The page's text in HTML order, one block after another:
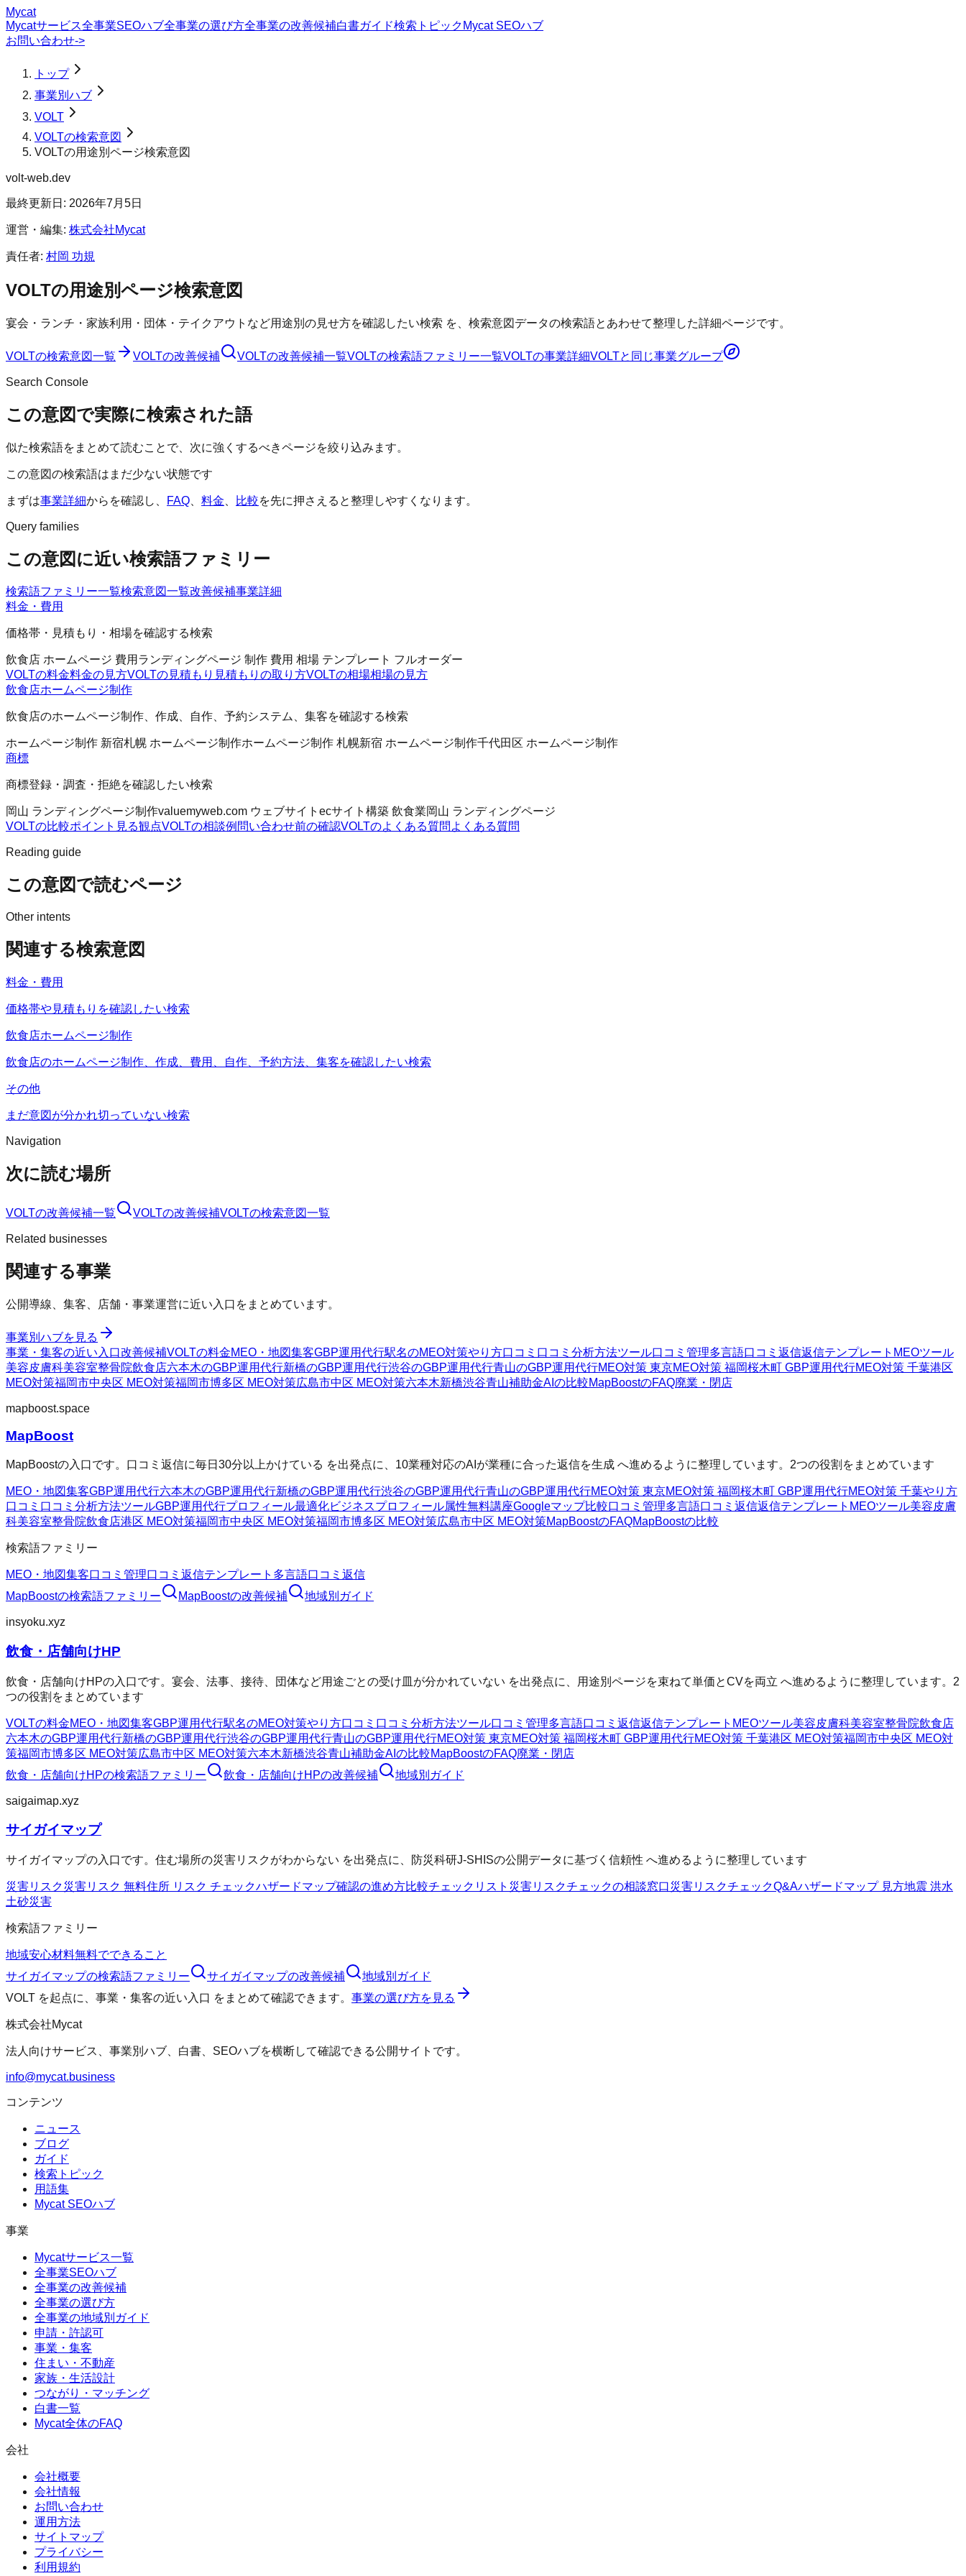
Mycat
Mycatサービス全事業SEOハブ全事業の選び方全事業の改善候補白書ガイド検索トピック Mycat SEOハブ
お問い合わせ->
トップ
事業別ハブ
VOLT
VOLTの検索意図
VOLTの用途別ページ検索意図
volt-web.dev
最終更新日: 2026年7月5日
運営・編集: 株式会社Mycat
責任者: 村岡 功規
VOLTの用途別ページ検索意図
宴会・ランチ・家族利用・団体・テイクアウトなど用途別の見せ方を確認したい検索 を、検索意図データの検索語とあわせて整理した詳細ページです。
VOLTの検索意図一覧 VOLTの改善候補 VOLTの改善候補一覧VOLTの検索語ファミリー一覧VOLTの事業詳細VOLTと同じ事業グループ
Search Console
この意図で実際に検索された語
似た検索語をまとめて読むことで、次に強くするべきページを絞り込みます。
この意図の検索語はまだ少ない状態です
まずは事業詳細からを確認し、 FAQ 料金 比較を先に押さえると整理しやすくなります。
Query families
この意図に近い検索語ファミリー
検索語ファミリー一覧検索意図一覧改善候補事業詳細
料金・費用
価格帯・見積もり・相場を確認する検索
飲食店 ホームページ 費用 ランディングページ 制作 費用 相場 テンプレート フルオーダー
VOLTの料金料金の見方VOLTの見積もり 見積もりの取り方VOLTの相場相場の見方
飲食店ホームページ制作
飲食店のホームページ制作、作成、自作、予約システム、集客を確認する検索
ホームページ制作 新宿札幌 ホームページ制作ホームページ制作 札幌新宿 ホームページ制作千代田区 ホームページ制作
商標
商標登録・調査・拒絶を確認したい検索
岡山 ランディングページ制作valuemyweb.com ウェブサイト ecサイト構築 飲食業岡山 ランディングページ
VOLTの比較ポイント 見る観点VOLTの相談例 問い合わせ前の確認VOLTのよくある質問 よくある質問
Reading guide
この意図で読むページ
Other intents
関連する検索意図
料金・費用
価格帯や見積もりを確認したい検索
飲食店ホームページ制作
飲食店のホームページ制作、作成、費用、自作、予約方法、集客を確認したい検索
その他
まだ意図が分かれ切っていない検索
Navigation
次に読む場所
VOLTの改善候補一覧 VOLTの改善候補VOLTの検索意図一覧
Related businesses
関連する事業
公開導線、集客、店舗・事業運営に近い入口をまとめています。
事業別ハブを見る
事業・集客の近い入口改善候補VOLTの料金MEO・地図集客GBP運用代行駅名のMEO対策やり方口コミ 口コミ分析方法ツール口コミ管理多言語口コミ返信返信テンプレート MEOツール
美容皮膚科美容室整骨院飲食店六本木のGBP運用代行新橋のGBP運用代行渋谷のGBP運用代行青山のGBP運用代行MEO対策 東京MEO対策 福岡桜木町 GBP運用代行MEO対策 千葉港区
MEO対策福岡市中央区 MEO対策福岡市博多区 MEO対策広島市中区 MEO対策六本木新橋渋谷青山補助金AIの比較MapBoostのFAQ廃業・閉店
mapboost.space
MapBoost
MapBoostの入口です。口コミ返信に毎日30分以上かけている を出発点に、10業種対応のAIが業種に合った返信を生成 へ進めるように整理しています。2つの役割をまとめています
MEO・地図集客GBP運用代行六本木のGBP運用代行新橋のGBP運用代行渋谷のGBP運用代行青山のGBP運用代行MEO対策 東京MEO対策 福岡桜木町 GBP運用代行MEO対策 千葉やり方
口コミ 口コミ分析方法ツールGBP運用代行プロフィール最適化ビジネスプロフィール属性無料講座Googleマップ比較口コミ管理多言語口コミ返信返信テンプレート MEOツール美容皮膚
科美容室整骨院飲食店港区 MEO対策福岡市中央区 MEO対策福岡市博多区 MEO対策広島市中区 MEO対策MapBoostのFAQMapBoostの比較
検索語ファミリー
MEO・地図集客口コミ管理口コミ返信テンプレート 多言語口コミ返信
MapBoostの検索語ファミリー MapBoostの改善候補 地域別ガイド
insyoku.xyz
飲食・店舗向けHP
飲食・店舗向けHPの入口です。宴会、法事、接待、団体など用途ごとの受け皿が分かれていない を出発点に、用途別ページを束ねて単価とCVを両立 へ進めるように整理しています。2
つの役割をまとめています
VOLTの料金MEO・地図集客GBP運用代行駅名のMEO対策やり方口コミ 口コミ分析方法ツール口コミ管理多言語口コミ返信返信テンプレート MEOツール美容皮膚科美容室整骨院飲食店
六本木のGBP運用代行新橋のGBP運用代行渋谷のGBP運用代行青山のGBP運用代行MEO対策 東京MEO対策 福岡桜木町 GBP運用代行MEO対策 千葉港区 MEO対策福岡市中央区 MEO対
策福岡市博多区 MEO対策広島市中区 MEO対策六本木新橋渋谷青山補助金AIの比較MapBoostのFAQ廃業・閉店
飲食・店舗向けHPの検索語ファミリー 飲食・店舗向けHPの改善候補 地域別ガイド
saigaimap.xyz
サイガイマップ
サイガイマップの入口です。住む場所の災害リスクがわからない を出発点に、防災科研J-SHISの公開データに基づく信頼性 へ進めるように整理しています
災害リスク災害リスク 無料住所 リスク チェックハザードマップ確認の進め方比較チェックリスト 災害リスクチェックの相談窓口災害リスクチェックQ&Aハザードマップ 見方地震 洪水
土砂災害
検索語ファミリー
地域安心材料無料でできること
サイガイマップの検索語ファミリー サイガイマップの改善候補
地域別ガイド
VOLT を起点に、 事業・集客の近い入口 をまとめて確認できます。 事業の選び方を見る
株式会社Mycat
法人向けサービス、事業別ハブ、白書、SEOハブを横断して確認できる公開サイトです。
info@mycat.business
コンテンツ
ニュース
ブログ
ガイド
検索トピック
用語集
Mycat SEOハブ
事業
Mycatサービス一覧
全事業SEOハブ
全事業の改善候補
全事業の選び方
全事業の地域別ガイド
申請・許認可
事業・集客
住まい・不動産
家族・生活設計
つながり・マッチング
白書一覧
Mycat全体のFAQ
会社
会社概要
会社情報
お問い合わせ
運用方法
サイトマップ
プライバシー
利用規約